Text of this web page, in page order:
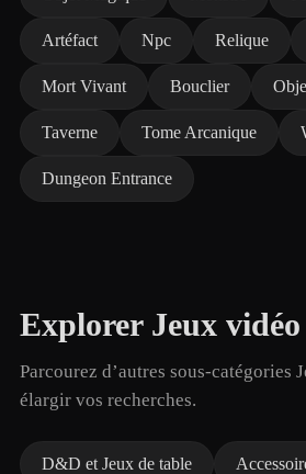
Artéfact Npc Relique
Mort Vivant Bouclier
Taverne Tome Arcanique
Dungeon Entrance
Explorer Jeux vidéo
Parcourez d’autres sous-catégories
élargir vos recherches.
D&D et Jeux de table